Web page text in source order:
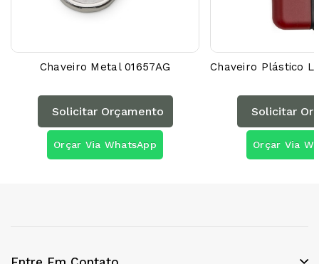
Chaveiro Metal 01657AG
Solicitar Orçamento
Orçar Via WhatsApp
Solicitar
Orçar Via